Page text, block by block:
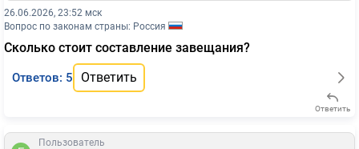
26.06.2026, 23:52 мск
Вопрос по законам страны: Россия
Сколько стоит составление завещания?
Ответов: 5 Ответить
Ответить
Пользователь